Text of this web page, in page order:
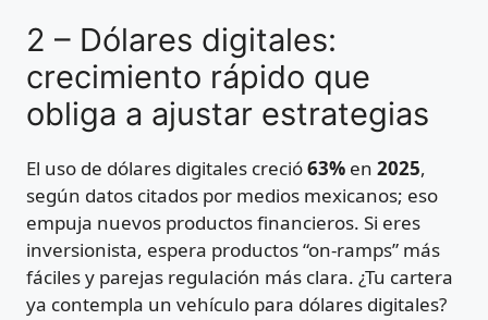
2 – Dólares digitales:
crecimiento rápido que
obliga a ajustar estrategias
El uso de dólares digitales creció63% en 2025,
según datos citados por medios mexicanos; eso
empuja nuevos productos financieros. Si eres
inversionista, espera productos “on-ramps” más
fáciles y parejas regulación más clara. ¿Tu cartera
ya contempla un vehículo para dólares digitales?